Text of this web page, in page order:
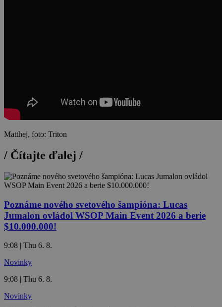
Matthej, foto: Triton
/ Čítajte ďalej /
Poznáme nového svetového šampióna: Lucas
Jumalon ovládol WSOP Main Event 2026 a berie
$10.000.000!
9:08 | Thu 6. 8.
Novinky
9:08 | Thu 6. 8.
Novinky